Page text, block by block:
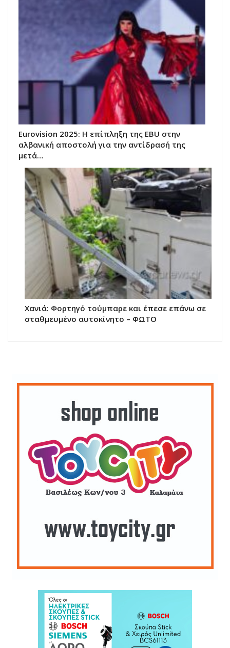
Eurovision 2025: Η επίπληξη της EBU στην
αλβανική αποστολή για την αντίδρασή της
μετά…
Χανιά: Φορτηγό τούμπαρε και έπεσε επάνω σε
σταθμευμένο αυτοκίνητο – ΦΩΤΟ